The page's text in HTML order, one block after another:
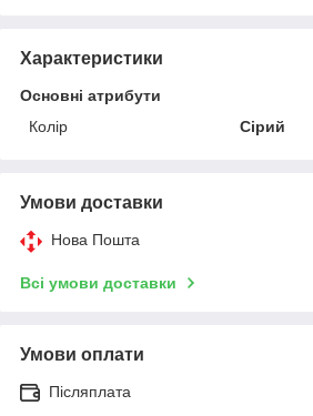
Характеристики
Основні атрибути
Колір
Сірий
Умови доставки
Нова Пошта
Всі умови доставки
Умови оплати
Післяплата